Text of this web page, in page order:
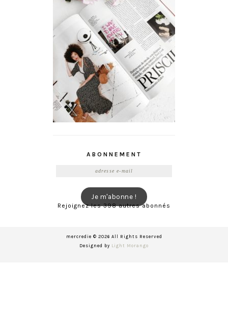
ABONNEMENT
Je m'abonne !
Rejoignez les 398 autres abonnés
mercredie © 2026 All Rights Reserved
Designed by Light Morango